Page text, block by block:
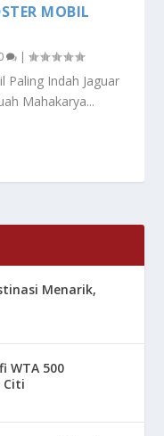
MOBIL
|
Paling Indah Jaguar
Mahakarya...
Menarik,
WTA 500
Citi